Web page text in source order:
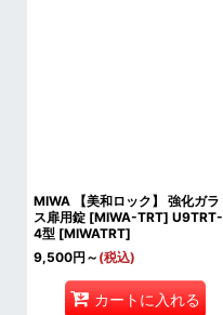
MIWA 【美和ロック】 強化ガラ
ス扉用錠 [MIWA-TRT] U9TRT-
4型 [MIWATRT]
9,500円 ～ (税込)
カートに入れる